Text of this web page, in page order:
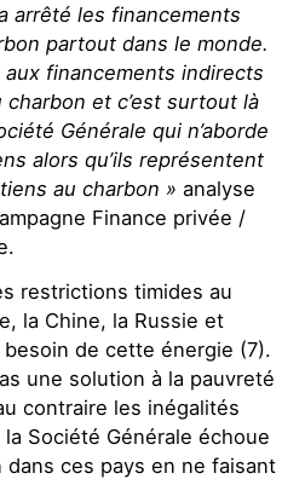
arrêté les financements
partout dans le monde.
aux financements indirects
et c’est surtout là
Générale qui n’aborde
alors qu’ils représentent
au charbon » analyse
Finance privée /
restrictions timides au
la Chine, la Russie et
besoin de cette énergie (7).
une solution à la pauvreté
contraire les inégalités
Société Générale échoue
ces pays en ne faisant